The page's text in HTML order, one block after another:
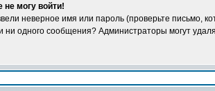
не могу войти!
неверное имя или пароль (проверьте письмо,
одного сообщения? Администраторы могут